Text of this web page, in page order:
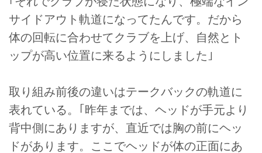
サイドアウト軌道になってたんです。だから
体の回転に合わせてクラブを上げ、自然とト
ップが高い位置に来るようにしました｣
取り組み前後の違いはテークバックの軌道に
表れている。｢昨年までは、ヘッドが手元より
背中側にありますが、直近では胸の前にヘッ
ドがあります。ここでヘッドが体の正面にあ